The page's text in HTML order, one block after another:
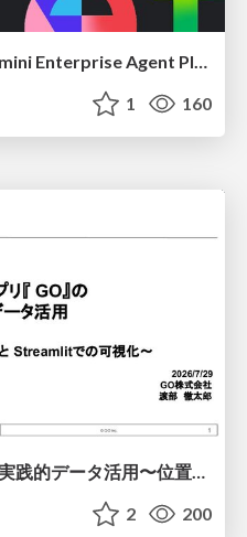
1 160
タクシーアプリ『GO』の実践的データ活用〜位置情報データの収集とStreamlitでの可視化〜
2 200